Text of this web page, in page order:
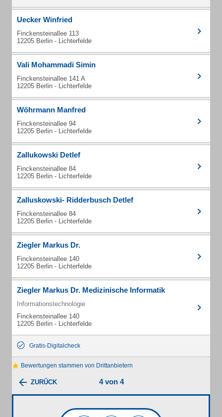
Uecker Winfried
Finckensteinallee 113
12205 Berlin - Lichterfelde
Vali Mohammadi Simin
Finckensteinallee 141 A
12205 Berlin - Lichterfelde
Wöhrmann Manfred
Finckensteinallee 94
12205 Berlin - Lichterfelde
Zallukowski Detlef
Finckensteinallee 84
12205 Berlin - Lichterfelde
Zalluskowski- Ridderbusch Detlef
Finckensteinallee 84
12205 Berlin - Lichterfelde
Ziegler Markus Dr.
Finckensteinallee 140
12205 Berlin - Lichterfelde
Ziegler Markus Dr. Medizinische Informatik
Informationstechnologie
Finckensteinallee 140
12205 Berlin - Lichterfelde
Gratis-Digitalcheck
Bewertungen stammen von Drittanbietern
ZURÜCK 4 von 4